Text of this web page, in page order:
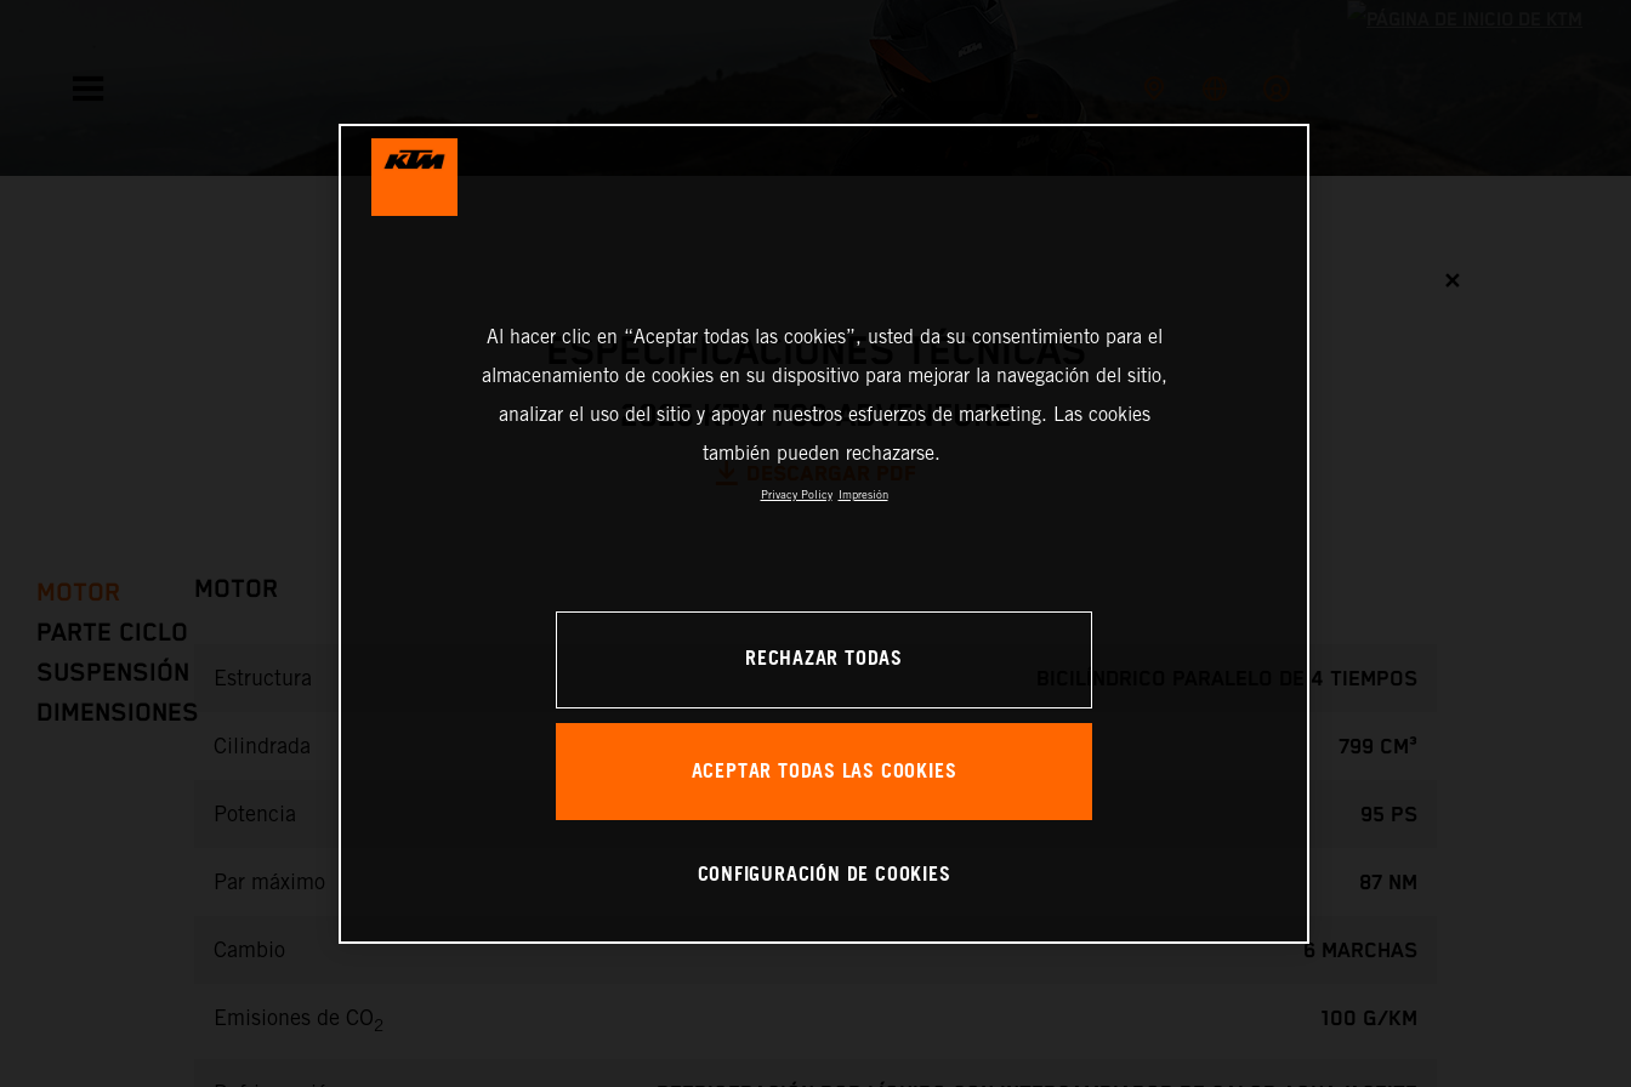
✕
ESPECIFICACIONES TÉCNICAS
2025 KTM 790 ADVENTURE
MOTOR
PARTE CICLO
SUSPENSIÓN
DIMENSIONES
MOTOR
Estructura BICILÍNDRICO PARALELO DE 4 TIEMPOS
Cilindrada 799 CM³
Potencia 95 PS
Par máximo 87 NM
Cambio 6 MARCHAS
Emisiones de CO2 100 G/KM
Al hacer clic en “Aceptar todas las cookies”, usted da su consentimiento para el
almacenamiento de cookies en su dispositivo para mejorar la navegación del sitio,
analizar el uso del sitio y apoyar nuestros esfuerzos de marketing. Las cookies
también pueden rechazarse.
Privacy Policy Impresión
RECHAZAR TODAS
ACEPTAR TODAS LAS COOKIES
CONFIGURACIÓN DE COOKIES